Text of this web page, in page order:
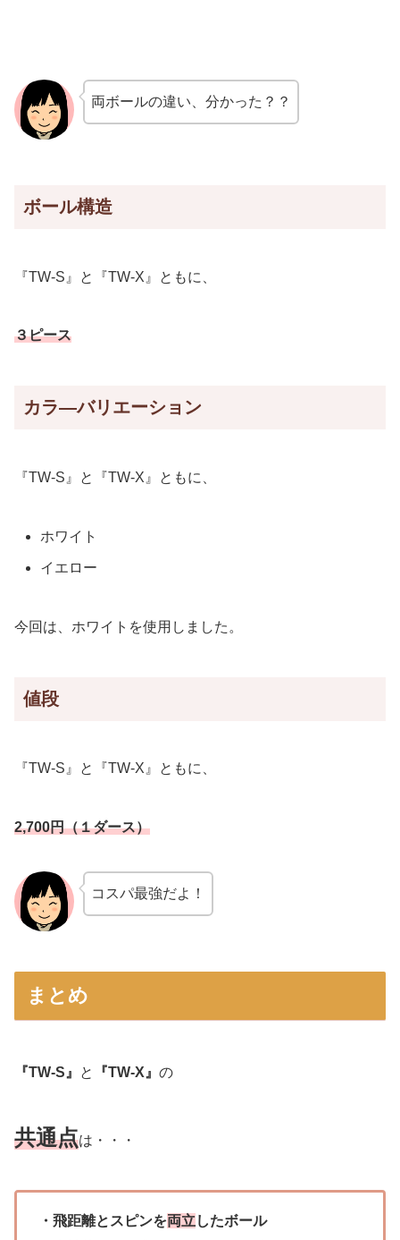
両ボールの違い、分かった？？
ボール構造
『TW-S』と『TW-X』ともに、
３ピース
カラ―バリエーション
『TW-S』と『TW-X』ともに、
ホワイト
イエロー
今回は、ホワイトを使用しました。
値段
『TW-S』と『TW-X』ともに、
2,700円（１ダース）
コスパ最強だよ！
まとめ
『TW-S』 と 『TW-X』 の
共通点は・・・
・飛距離とスピンを両立 したボール